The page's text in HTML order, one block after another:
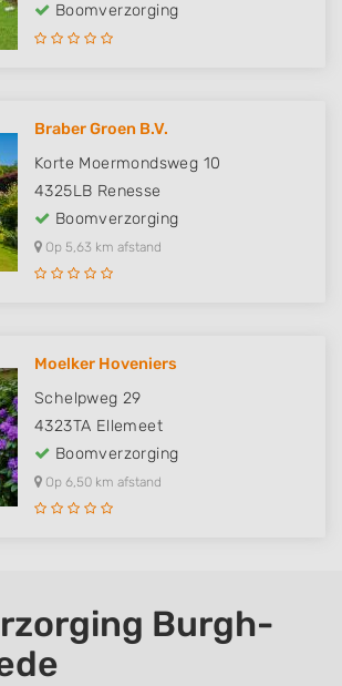
Boomverzorging
Braber Groen B.V.
Korte Moermondsweg 10
4325LB Renesse
Boomverzorging
Op 5,63 km afstand
Moelker Hoveniers
Schelpweg 29
4323TA Ellemeet
Boomverzorging
Op 6,50 km afstand
Burgh-